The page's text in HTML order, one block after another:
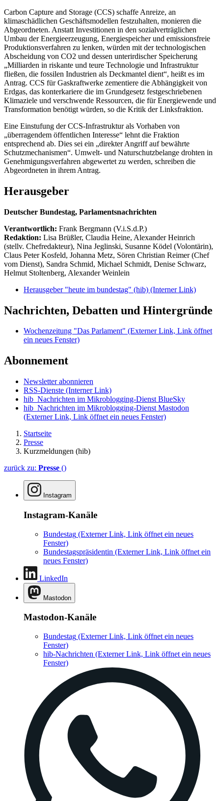
Carbon Capture and Storage (CCS) schaffe Anreize, an
klimaschädlichen Geschäftsmodellen festzuhalten, monieren die
Abgeordneten. Anstatt Investitionen in den sozialverträglichen
Umbau der Energieerzeugung, Energiespeicher und emissionsfreie
Produktionsverfahren zu lenken, würden mit der technologischen
Abscheidung von CO2 und dessen unterirdischer Speicherung
„Milliarden in riskante und teure Technologie und Infrastruktur
fließen, die fossilen Industrien als Deckmantel dient“, heißt es im
Antrag. CCS für Gaskraftwerke zementiere die Abhängigkeit von
Erdgas, das konterkariere die im Grundgesetz festgeschriebenen
Klimaziele und verschwende Ressourcen, die für Energiewende und
Transformation benötigt würden, so die Kritik der Linksfraktion.
Eine Einstufung der CCS-Infrastruktur als Vorhaben von
„überragendem öffentlichen Interesse“ lehnt die Fraktion
entsprechend ab. Dies sei ein „direkter Angriff auf bewährte
Schutzmechanismen“. Umwelt- und Naturschutzbelange drohten in
Genehmigungsverfahren abgewertet zu werden, schreiben die
Abgeordneten in ihrem Antrag.
Herausgeber
Deutscher Bundestag, Parlamentsnachrichten
Verantwortlich: Frank Bergmann (V.i.S.d.P.)
Redaktion: Lisa Brüßler, Claudia Heine, Alexander Heinrich
(stellv. Chefredakteur), Nina Jeglinski, Susanne Ködel (Volontärin),
Claus Peter Kosfeld, Johanna Metz, Sören Christian Reimer (Chef
vom Dienst), Sandra Schmid, Michael Schmidt, Denise Schwarz,
Helmut Stoltenberg, Alexander Weinlein
Herausgeber "heute im bundestag" (hib) (Interner Link)
Nachrichten, Debatten und Hintergründe
Wochenzeitung "Das Parlament" (Externer Link, Link öffnet
ein neues Fenster)
Abonnement
Newsletter abonnieren
RSS-Dienste (Interner Link)
hib_Nachrichten im Mikroblogging-Dienst BlueSky
hib_Nachrichten im Mikroblogging-Dienst Mastodon
(Externer Link, Link öffnet ein neues Fenster)
Startseite
Presse
Kurzmeldungen (hib)
zurück zu: Presse ()
Instagram
Instagram-Kanäle
Bundestag (Externer Link, Link öffnet ein neues
Fenster)
Bundestagspräsidentin (Externer Link, Link öffnet ein
neues Fenster)
LinkedIn
Mastodon
Mastodon-Kanäle
Bundestag (Externer Link, Link öffnet ein neues
Fenster)
hib-Nachrichten (Externer Link, Link öffnet ein neues
Fenster)